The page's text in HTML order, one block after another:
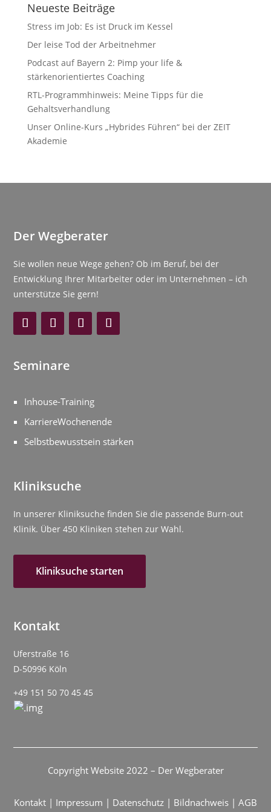
Neueste Beiträge
Stress im Job: Es ist Druck im Kessel
Der leise Tod der Arbeitnehmer
Podcast auf Bayern 2: Pimp your life &
stärkenorientiertes Coaching
RTL-Programmhinweis: Meine Tipps für die
Gehaltsverhandlung
Unser Online-Kurs „Hybrides Führen“ bei der ZEIT
Akademie
Der Wegberater
Sie wollen neue Wege gehen? Ob im Beruf, bei der
Entwicklung Ihrer Mitarbeiter oder im Unternehmen – ich
unterstütze Sie gern!
Seminare
Inhouse-Training
KarriereWochenende
Selbstbewusstsein stärken
Kliniksuche
In unserer Kliniksuche finden Sie die passende Burn-out
Klinik. Über 450 Kliniken stehen zur Wahl.
Kliniksuche starten
Kontakt
Uferstraße 16
D-50996 Köln
+49 151 50 70 45 45
Copyright Website 2022 – Der Wegberater
Kontakt | Impressum | Datenschutz | Bildnachweis | AGB